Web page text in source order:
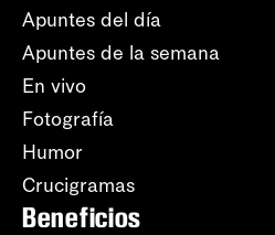
Apuntes del día
Apuntes de la semana
En vivo
Fotografía
Humor
Crucigramas
Beneficios